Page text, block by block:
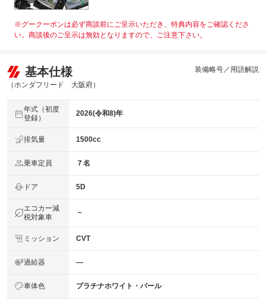
※グークーポンは必ず商談前にご呈示いただき、特典内容をご確認くださ
い。商談後のご呈示は無効となりますので、ご注意下さい。
基本仕様
（ホンダフリード 大阪府）
装備略号／用語解説
年式（初度
登録）
2026(令和8)年
排気量 1500cc
乗車定員 ７名
ドア 5D
エコカー減
税対象車
－
ミッション CVT
過給器 ―
車体色 プラチナホワイト・パール